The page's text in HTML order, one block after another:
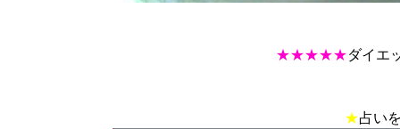
★★★★★ダイエ
★占い